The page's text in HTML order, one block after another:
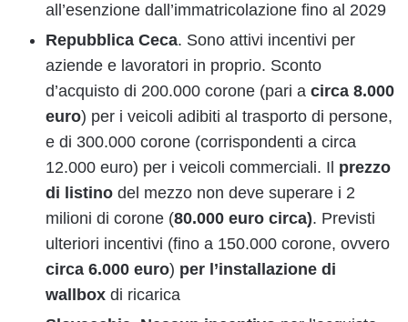
all’esenzione dall’immatricolazione fino al 2029
Repubblica Ceca. Sono attivi incentivi per
aziende e lavoratori in proprio. Sconto
d’acquisto di 200.000 corone (pari a circa 8.000
euro) per i veicoli adibiti al trasporto di persone,
e di 300.000 corone (corrispondenti a circa
12.000 euro) per i veicoli commerciali. Il prezzo
di listino del mezzo non deve superare i 2
milioni di corone (80.000 euro circa). Previsti
ulteriori incentivi (fino a 150.000 corone, ovvero
circa 6.000 euro) per l’installazione di
wallbox di ricarica